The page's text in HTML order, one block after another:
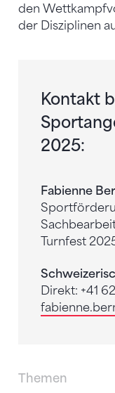
den
der Disziplinen
Kontakt
2025:
Fabienne
Turnfest
Direkt: +41
Themen